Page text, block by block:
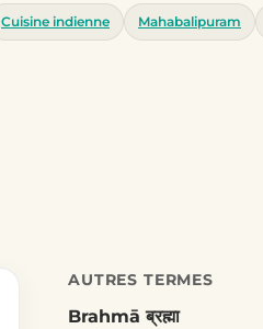
Cuisine indienne Mahabalipuram
AUTRES TERMES
Brahmā ब्रह्मा